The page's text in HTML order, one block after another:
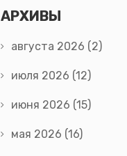
АРХИВЫ
августа 2026 (2)
июля 2026 (12)
июня 2026 (15)
мая 2026 (16)